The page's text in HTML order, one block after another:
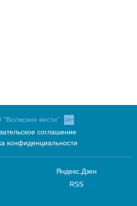
вести" 16+
соглашение
конфиденциальности
Яндекс.Дзен
RSS